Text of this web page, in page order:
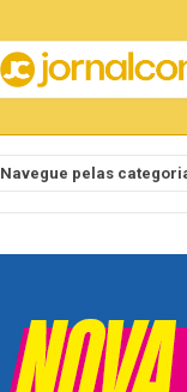
Navegue pelas